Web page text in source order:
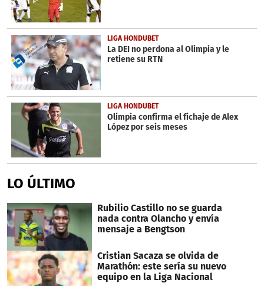
LIGA HONDUBET
La DEI no perdona al Olimpia y le
retiene su RTN
LIGA HONDUBET
Olimpia confirma el fichaje de Alex
López por seis meses
LO ÚLTIMO
Rubilio Castillo no se guarda
nada contra Olancho y envía
mensaje a Bengtson
Cristian Sacaza se olvida de
Marathón: este sería su nuevo
equipo en la Liga Nacional